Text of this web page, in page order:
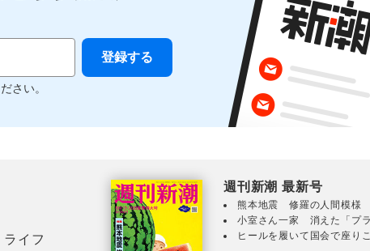
さい。
ライフ
週刊新潮 最新号
熊本地震 修羅の人間模様
小室さん一家 消えた「プ
ヒールを履いて国会で座